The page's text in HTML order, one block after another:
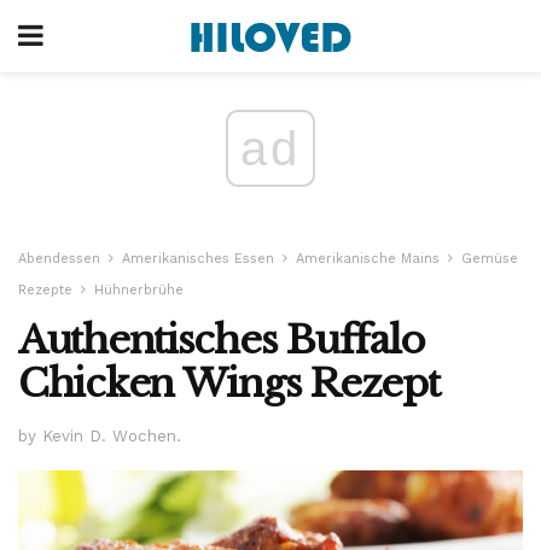
ad
Abendessen Amerikanisches Essen Amerikanische Mains
Gemüse
Rezepte
Hühnerbrühe
Authentisches Buffalo
Chicken Wings Rezept
by Kevin D. Wochen.